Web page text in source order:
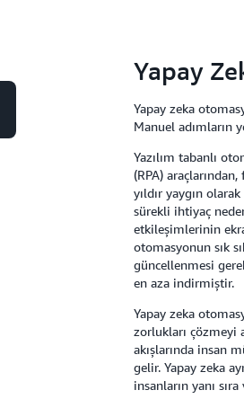
Yapay
Yapay zeka
Manuel adımların
Yazılım tabanlı
(RPA)
yıldır yaygın
sürekli ihtiyaç
etkileşimlerinin
otomasyonun sık
güncellenmesi
en aza indirmiştir.
Yapay zeka
zorlukları çözmeyi
akışlarında insan
gelir. Yapay zeka
insanların yanı